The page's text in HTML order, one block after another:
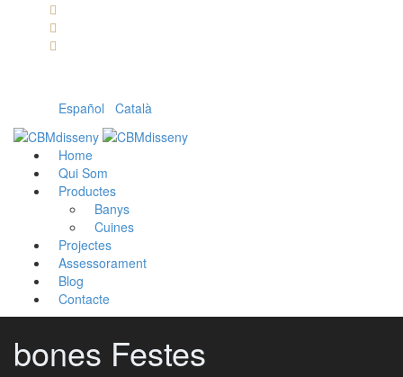
Español Català
Home
Qui Som
Productes
Banys
Cuines
Projectes
Assessorament
Blog
Contacte
bones Festes